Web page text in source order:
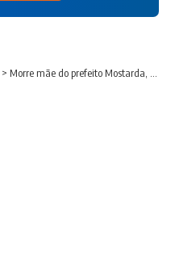
> Morre mãe do prefeito Mostarda, de Contenda/PR